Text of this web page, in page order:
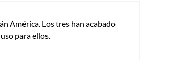
América. Los tres han acabado
para ellos.